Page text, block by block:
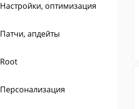
Настройки, оптимизация
Патчи, апдейты
Root
Персонализация